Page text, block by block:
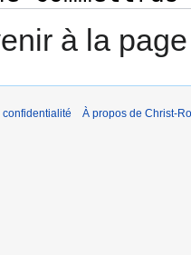
à la
confidentialité À propos de Christ-